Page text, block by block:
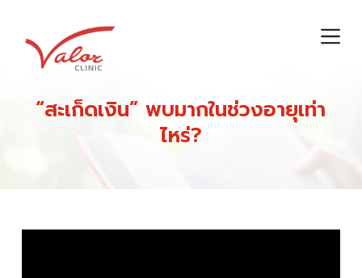
e
“สะเก็ดเงิน” พบมากในช่วงอายุเท่า
ไหร่?